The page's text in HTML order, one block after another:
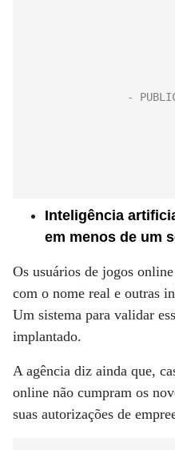
Inteligência
em menos de um
Os usuários de jogos
com o nome real e outras
Um sistema para validar
implantado.
A agência diz ainda que,
online não cumpram os
suas autorizações de